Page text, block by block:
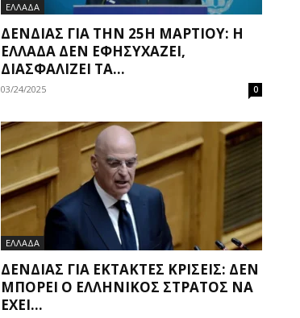
ΕΛΛΑΔΑ
ΔΈΝΔΙΑΣ ΓΙΑ ΤΗΝ 25Η ΜΑΡΤΊΟΥ: Η
ΕΛΛΆΔΑ ΔΕΝ ΕΦΗΣΥΧΆΖΕΙ,
ΔΙΑΣΦΑΛΊΖΕΙ ΤΑ...
03/24/2025 0
ΕΛΛΑΔΑ
ΔΈΝΔΙΑΣ ΓΙΑ ΈΚΤΑΚΤΕΣ ΚΡΊΣΕΙΣ: ΔΕΝ
ΜΠΟΡΕΊ Ο ΕΛΛΗΝΙΚΌΣ ΣΤΡΑΤΌΣ ΝΑ
ΈΧΕΙ...